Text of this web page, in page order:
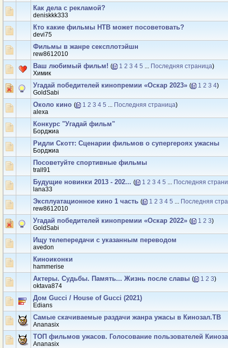
Как дела с рекламой?
deniskkk333
Кто какие фильмы НТВ может посоветовать?
devi75
Фильмы в жанре сексплотэйшн
rew8612010
Ваш любимый фильм! ( 1 2 3 4 5 ... Последняя страница)
Химик
Угадай победителей кинопремии «Оскар 2023» ( 1 2 3 4)
GoldSabi
Около кино ( 1 2 3 4 5 ... Последняя страница)
аlexa
Конкурс "Угадай фильм"
Борджиа
Ридли Скотт: Сценарии фильмов о супергероях ужасны
Борджиа
Посоветуйте спортивные фильмы
trall91
Будущие новинки 2013 - 202... ( 1 2 3 4 5 ... Последняя
lana33
Эксплуатационное кино 1 часть ( 1 2 3 4 5 ... Последняя
rew8612010
Угадай победителей кинопремии «Оскар 2022» ( 1 2 3)
GoldSabi
Ищу телепередачи с указанным переводом
avedon
Киноиконки
hammerise
Актеры. Судьбы. Память... Жизнь после славы ( 1 2 3)
oktava874
Дом Gucci / House of Gucci (2021)
Edians
Самые скачиваемые раздачи жанра ужасы в Кинозал.ТВ
Ananasix
ТОП фильмов ужасов. Голосование пользователей
Ananasix